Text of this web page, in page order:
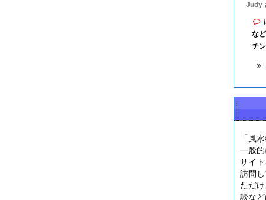
Judy
な
チ
「風
一般
サイ
訪問
ただ
談な